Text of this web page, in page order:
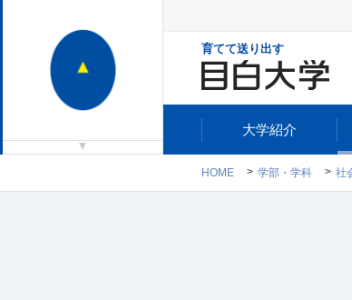
育てて送り出す
大学紹介
HOME 学部・学科 社